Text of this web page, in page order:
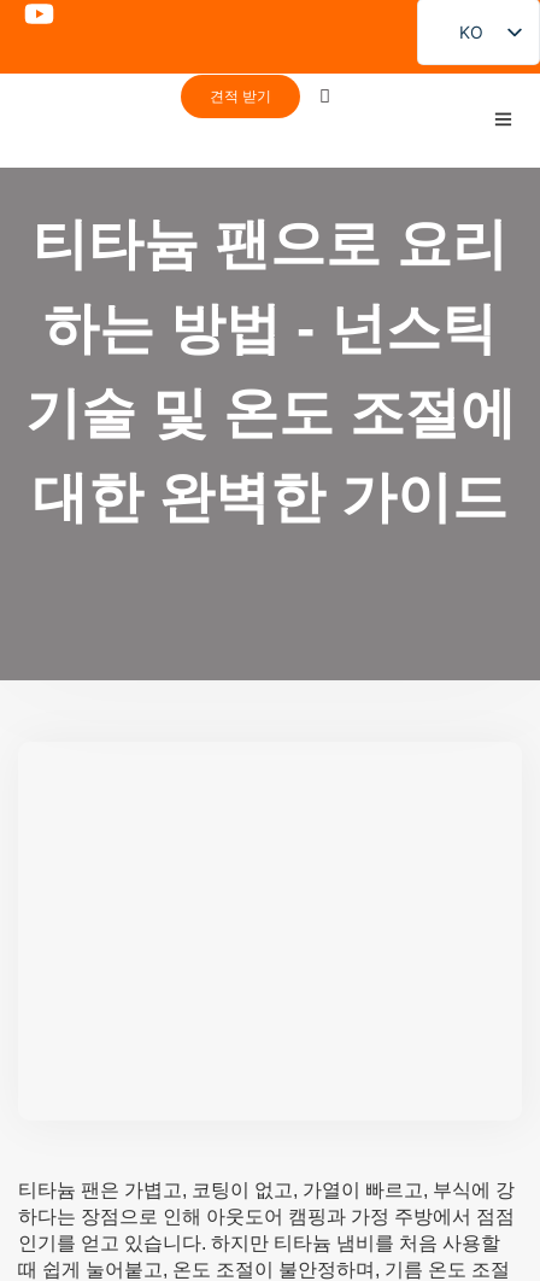
KO
EN
ES
JA
견적 받기
티타늄 팬으로 요리
하는 방법 - 넌스틱
기술 및 온도 조절에
대한 완벽한 가이드
티타늄 팬은 가볍고, 코팅이 없고, 가열이 빠르고, 부식에 강
하다는 장점으로 인해 아웃도어 캠핑과 가정 주방에서 점점
인기를 얻고 있습니다. 하지만 티타늄 냄비를 처음 사용할
때 쉽게 눌어붙고, 온도 조절이 불안정하며, 기름 온도 조절